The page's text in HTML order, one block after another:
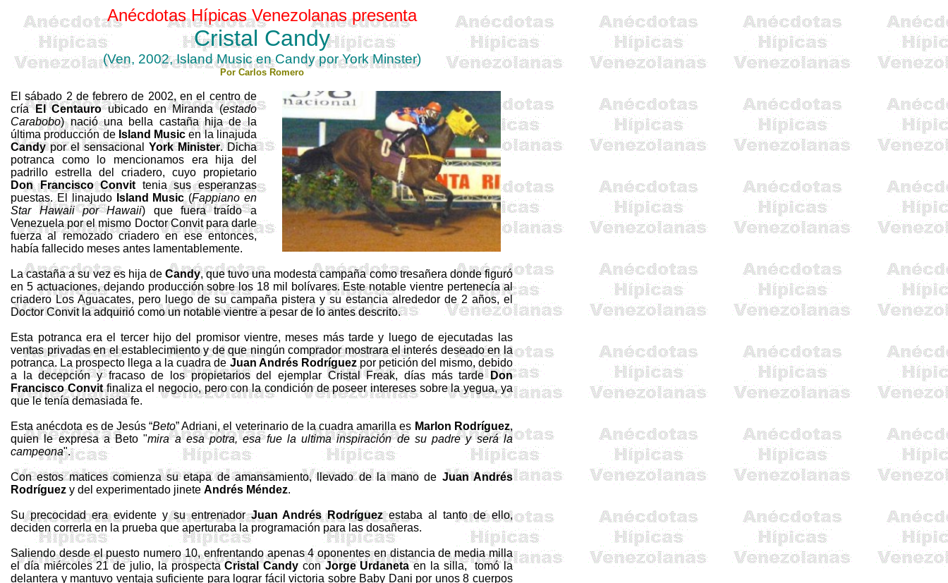
AnécdotasHípicasVenezolanas presenta
Cristal Candy
(Ven, 2002, Island Music en CandyporYork Minster)
Por Carlos Romero
El sábado 2 de febrero de 2002, en el centro de
críaEl Centauroubicado en Miranda (estado
Carabobo) nació una bella castaña hija de la
última producción de Island Musicen la linajuda
Candypor el sensacional York Minister. Dicha
potranca como lo mencionamos era hija del
padrillo estrella del criadero, cuyo propietario
Don FranciscoConvit tenia sus esperanzas
puestas. El linajudo Island Music(Fappiano en
Star
HawaiiporHawaii) que fuera traído a
Venezuela por el mismo DoctorConvitpara darle
fuerza al remozado criadero en ese entonces,
había fallecido meses antes lamentablemente.
La castaña a su vez es hija de Candy, que tuvo una modesta campaña comotresañera donde figuró
en 5 actuaciones, dejando producción sobre los 18 mil bolívares. Este notable vientre pertenecía al
criadero Los Aguacates, pero luego de su campaña pistera y su estancia alrededor de 2 años, el
DoctorConvitla adquirió como un notable vientre a pesar de lo antes descrito.
Esta potranca era el tercer hijo del promisor vientre, meses más tarde y luego de ejecutadas las
ventas privadas en el establecimiento y de que ningún comprador mostrara el interés deseado en la
potranca.La prospecto llega a la cuadra deJuan Andrés Rodríguezpor petición del mismo, debido
a la decepción y fracaso de los propietarios del ejemplar CristalFreak, días más tardeDon
FranciscoConvitfinaliza el negocio, pero con la condición de poseer intereses sobre la yegua, ya
que le tenía demasiada fe.
Esta anécdota es de Jesús “Beto”Adriani, el veterinario de la cuadra amarilla es Marlon Rodríguez,
quien le expresa aBeto "mira a esa potra, esa fue la ultima inspiración de su padre y será la
campeona".
Con estos matices comienza su etapa de amansamiento, llevado de la mano de Juan Andrés
Rodríguez y del experimentado jineteAndrés Méndez.
Su precocidad era evidente y su entrenadorJuan Andrés Rodríguezestaba al tanto de ello,
deciden correrla en la prueba queaperturabala programación para lasdosañeras.
Saliendo desdeelpuesto numero10,enfrentando apenas4oponentesendistancia de mediamilla
eldía miércoles21 dejulio, la prospecta Cristal CandyconJorgeUrdanetaen la silla, tomóla
delantera y mantuvo ventaja suficiente para lograr fácil victoria sobreBaby Dani por unos8 cuerpos